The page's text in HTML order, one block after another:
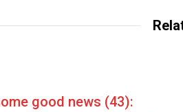
good news (43):